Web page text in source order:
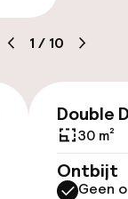
1 / 10
Double
30 m²
Ontbijt
Geen